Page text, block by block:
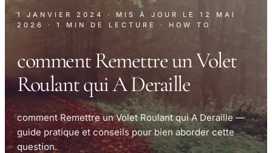
1 JANVIER 2024 · MIS À JOUR LE 12 MAI
2026
· 1 MIN DE LECTURE · HOW TO
comment Remettre un Volet
Roulant qui A Deraille
comment Remettre un Volet Roulant qui A Deraille —
guide pratique et conseils pour bien aborder cette
question.